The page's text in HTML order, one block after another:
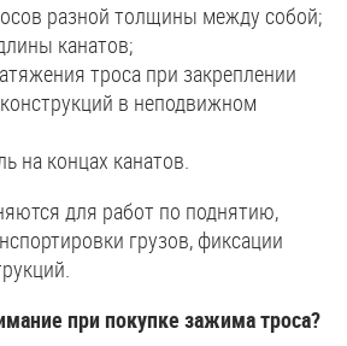
разной толщины между собой;
канатов;
троса при закреплении
в неподвижном
на концах канатов.
для работ по поднятию,
грузов, фиксации
при покупке зажима троса?